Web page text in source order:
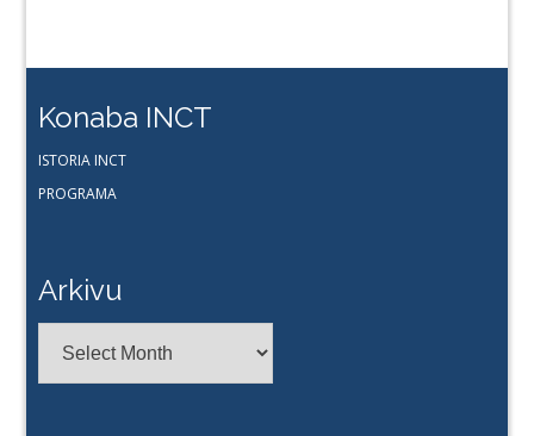
Konaba INCT
ISTORIA INCT
PROGRAMA
Arkivu